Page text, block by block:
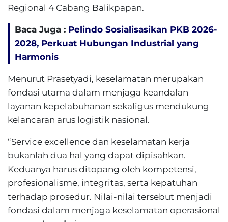
Regional 4 Cabang Balikpapan.
Baca Juga : Pelindo Sosialisasikan PKB 2026-
2028, Perkuat Hubungan Industrial yang
Harmonis
Menurut Prasetyadi, keselamatan merupakan
fondasi utama dalam menjaga keandalan
layanan kepelabuhanan sekaligus mendukung
kelancaran arus logistik nasional.
“Service excellence dan keselamatan kerja
bukanlah dua hal yang dapat dipisahkan.
Keduanya harus ditopang oleh kompetensi,
profesionalisme, integritas, serta kepatuhan
terhadap prosedur. Nilai-nilai tersebut menjadi
fondasi dalam menjaga keselamatan operasional